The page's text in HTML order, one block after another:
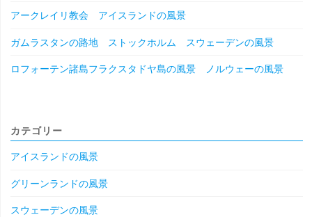
アークレイリ教会 アイスランドの風景
ガムラスタンの路地 ストックホルム スウェーデンの風景
ロフォーテン諸島フラクスタドヤ島の風景 ノルウェーの風景
カテゴリー
アイスランドの風景
グリーンランドの風景
スウェーデンの風景